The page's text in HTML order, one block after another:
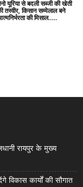
यूरिया से बदली सब्जी की खेती
तस्वीर, किसान सम्मेलाल बने
की मिसाल…..
रायपुर के मुख्य
विकास कार्यों की सौगात